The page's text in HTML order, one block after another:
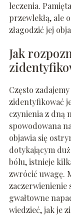
leczenia.
przewlekłą, ale
złagodzić jej
Jak
Często
zidentyfikować
czynienia z dną
spowodowana
objawia się
dotykającym
bólu, istnieje
zwrócić uwagę.
zaczerwienienie
gwałtowne
wiedzieć, jak je